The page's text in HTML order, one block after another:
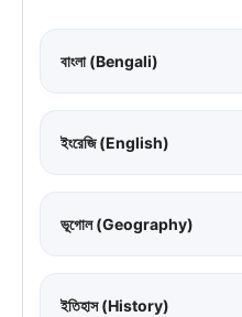
বাংলা (Bengali)
ইংরেজি (English)
ভূগোল (Geography)
ইতিহাস (History)